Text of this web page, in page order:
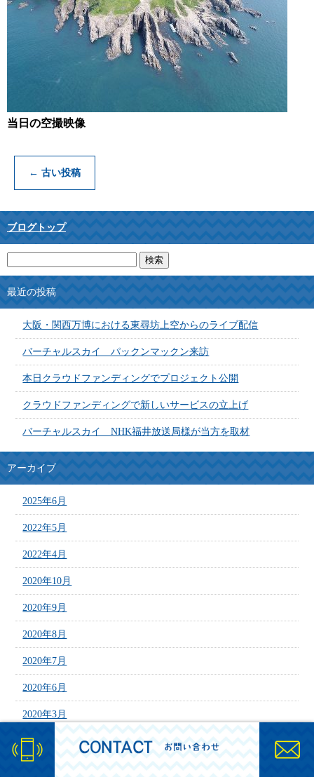
当日の空撮映像
← 古い投稿
ブログトップ
最近の投稿
大阪・関西万博における東尋坊上空からのライブ配信
バーチャルスカイ パックンマックン来訪
本日クラウドファンディングでプロジェクト公開
クラウドファンディングで新しいサービスの立上げ
バーチャルスカイ NHK福井放送局様が当方を取材
アーカイブ
2025年6月
2022年5月
2022年4月
2020年10月
2020年9月
2020年8月
2020年7月
2020年6月
2020年3月
2020年2月
2020年1月